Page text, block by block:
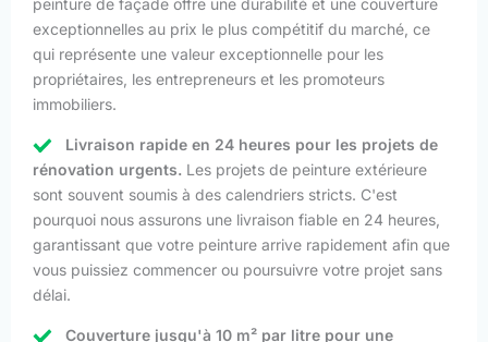
peinture de façade offre une durabilité et une couverture
exceptionnelles au prix le plus compétitif du marché, ce
qui représente une valeur exceptionnelle pour les
propriétaires, les entrepreneurs et les promoteurs
immobiliers.
Livraison rapide en 24 heures pour les projets de
rénovation urgents. Les projets de peinture extérieure
sont souvent soumis à des calendriers stricts. C'est
pourquoi nous assurons une livraison fiable en 24 heures,
garantissant que votre peinture arrive rapidement afin que
vous puissiez commencer ou poursuivre votre projet sans
délai.
Couverture jusqu'à 10 m² par litre pour une